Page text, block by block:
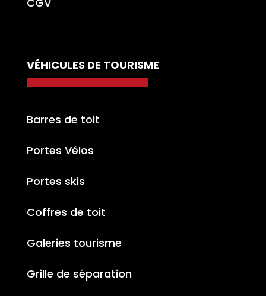
VÉHICULES DE TOURISME
Barres de toit
Portes Vélos
Portes skis
Coffres de toit
Galeries tourisme
Grille de séparation